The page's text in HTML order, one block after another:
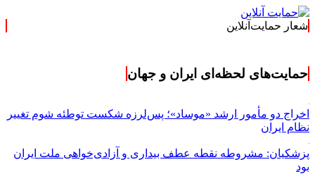
شعار حمایت‌آنلاین
حمایت‌های لحظه‌ای ایران و جهان
اخراج دو مأمور ارشد «موساد»؛ پس‌لرزه شکست توطئه شوم تغییر
نظام ایران
پزشکیان: مشروطه نقطه عطف بیداری و آزادی‌خواهی ملت ایران
بود